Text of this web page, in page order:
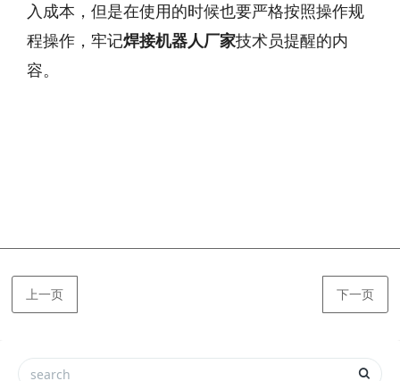
入成本，但是在使用的时候也要严格按照操作规
程操作，牢记焊接机器人厂家技术员提醒的内
容。
上一页 下一页